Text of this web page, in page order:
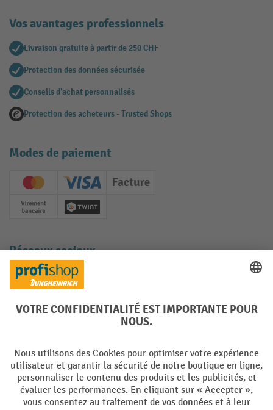
Vos avantages professionnels
Livraison gratuite à partir de 250 CHF
Protection des données sécurisée
Conseils d'achat personnalisés
Protection des acheteurs - Trusted Shops
Modes de paiement
Creditcard (Master)Creditcard (Visa)
Facture
Paiement anticipé
Twint
Réseaux sociaux
Facebook
YouTube
LinkedInInstagram
Conditions générales de vente Mentions Légales